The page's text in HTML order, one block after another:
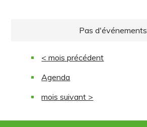
Pas d'événements
< mois précédent
Agenda
mois suivant >